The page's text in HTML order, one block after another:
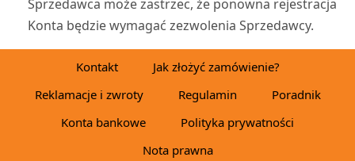
Sprzedawca może zastrzec, że ponowna rejestracja
Konta będzie wymagać zezwolenia Sprzedawcy.
Kontakt
Jak złożyć zamówienie?
Reklamacje i zwroty
Regulamin
Poradnik
Konta bankowe
Polityka prywatności
Nota prawna